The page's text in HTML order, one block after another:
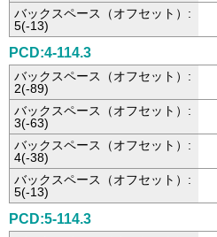
バックスペース（オフセット）:
5(-13)
PCD:4-114.3
バックスペース（オフセット）:
2(-89)
バックスペース（オフセット）:
3(-63)
バックスペース（オフセット）:
4(-38)
バックスペース（オフセット）:
5(-13)
PCD:5-114.3